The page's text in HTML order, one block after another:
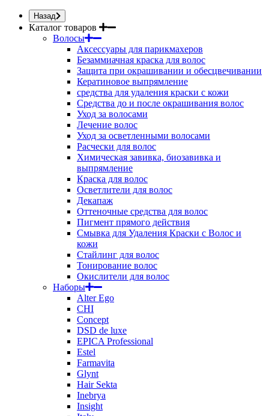
Назад
Каталог товаров
Волосы
Аксессуары для парикмахеров
Безаммиачная краска для волос
Защита при окрашивании и обесцвечивании
Кератиновое выпрямление
средства для удаления краски с кожи
Средства до и после окрашивания волос
Уход за волосами
Лечение волос
Уход за осветленными волосами
Расчески для волос
Химическая завивка, биозавивка и
выпрямление
Краска для волос
Осветлители для волос
Декапаж
Оттеночные средства для волос
Пигмент прямого действия
Смывка для Удаления Краски с Волос и
кожи
Стайлинг для волос
Тонирование волос
Окислители для волос
Наборы
Alter Ego
CHI
Concept
DSD de luxe
EPICA Professional
Estel
Farmavita
Glynt
Hair Sekta
Inebrya
Insight